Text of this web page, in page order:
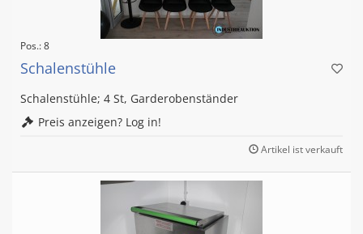
Pos.: 8
Schalenstühle
Schalenstühle; 4 St, Garderobenständer
Preis anzeigen? Log in!
Artikel ist verkauft